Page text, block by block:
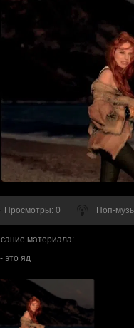
Просмотры: 0 Поп-
материала:
это яд